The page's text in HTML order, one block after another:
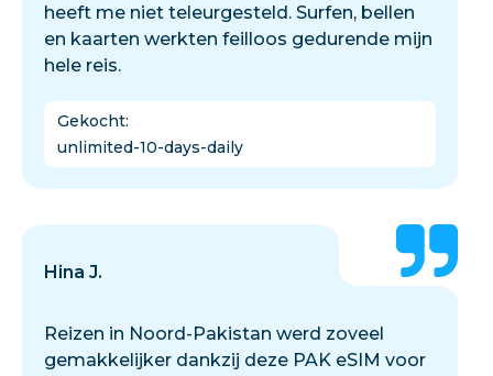
heeft me niet teleurgesteld. Surfen, bellen
en kaarten werkten feilloos gedurende mijn
hele reis.
Gekocht:
unlimited-10-days-daily
Hina J.
Reizen in Noord-Pakistan werd zoveel
gemakkelijker dankzij deze PAK eSIM voor